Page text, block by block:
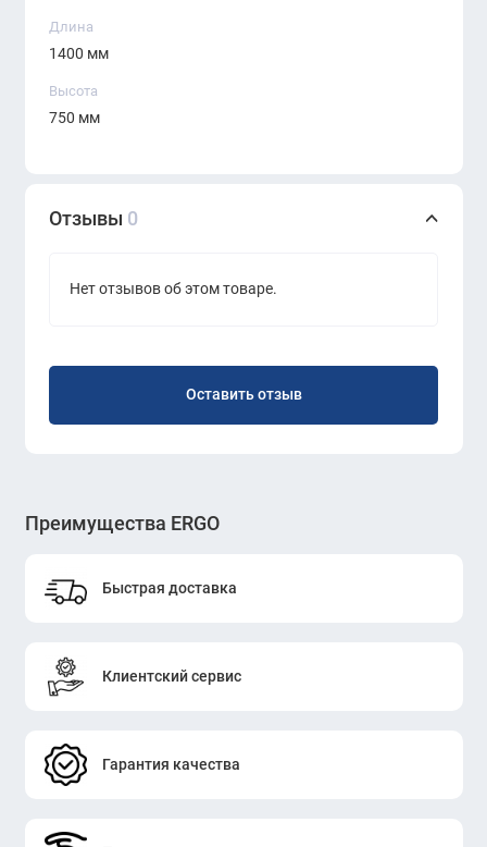
Длина
1400 мм
Высота
750 мм
Отзывы 0
Нет отзывов об этом товаре.
Оставить отзыв
Преимущества ERGO
Быстрая доставка
Клиентский сервис
Гарантия качества